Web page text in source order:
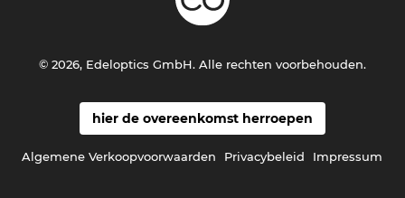
hier de overeenkomst herroepen
Algemene Verkoopvoorwaarden Privacybeleid Impressum
© 2026, Edeloptics GmbH. Alle rechten voorbehouden.